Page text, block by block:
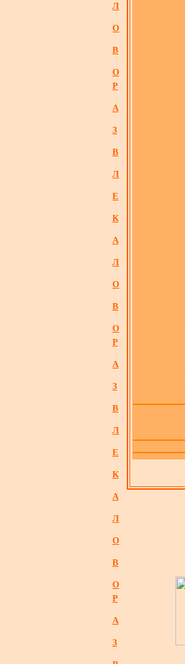
Л
О
В
О
Р
А
З
В
Л
Е
К
А
Л
О
В
О
Р
А
З
В
Л
Е
К
А
Л
О
В
О
Р
А
З